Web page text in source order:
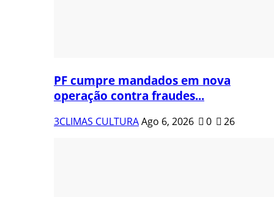
PF cumpre mandados em nova
operação contra fraudes...
3CLIMAS CULTURAAgo 6, 2026 0 26